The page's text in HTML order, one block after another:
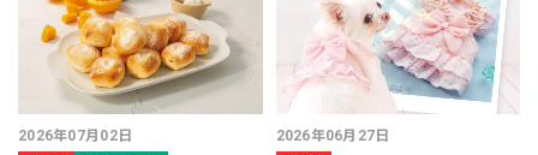
2026年07月02日 2026年06月27日